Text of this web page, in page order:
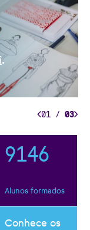
.
01 / 03
3
4
5
6
8
9
5
6
7
8
0
1
8
9
0
1
2
3
4
0
1
2
3
4
5
6
Alunos formados
Conhece os